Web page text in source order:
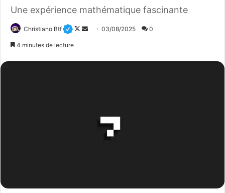
Une expérience mathématique fascinante
Christiano Btf
F
03/08/2025 0
4 minutes de lecture